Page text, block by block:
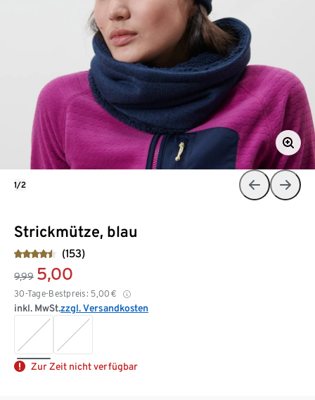
Strickmütze, blau
(153)
9,99 5,00
30-Tage-Bestpreis: 5,00 €
inkl. MwSt.zzgl. Versandkosten
Zur Zeit nicht verfügbar
1/2